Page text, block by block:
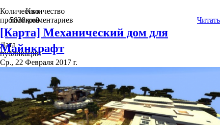
Количество
просмотров
5838
Количество
комментариев
0 Читать
[Карта] Механический дом для
Майнкрафт
Дата
публикации
Ср., 22 Февраля 2017 г.